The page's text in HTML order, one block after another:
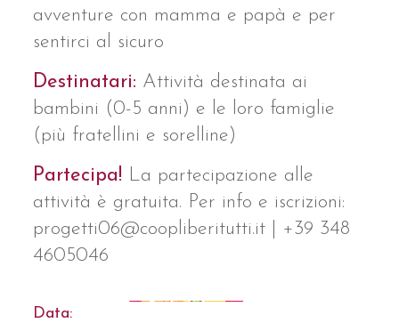
avventure con mamma e papà e per
sentirci al sicuro
Destinatari: Attività destinata ai
bambini (0-5 anni) e le loro famiglie
(più fratellini e sorelline)
Partecipa! La partecipazione alle
attività è gratuita. Per info e iscrizioni:
progetti06@coopliberitutti.it | +39 348
4605046
Data: